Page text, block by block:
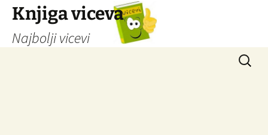
Knjiga viceva
Najbolji vicevi